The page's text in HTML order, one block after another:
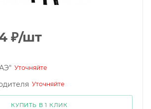
₽/шт
Уточняйте
Уточняйте
КУПИТЬ В 1 КЛИК